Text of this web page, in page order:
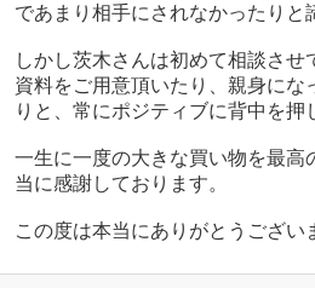
であまり相手にされなかったりと
しかし茨木さんは初めて相談させ
資料をご用意頂いたり、親身にな
りと、常にポジティブに背中を押
一生に一度の大きな買い物を最高
当に感謝しております。
この度は本当にありがとうござい